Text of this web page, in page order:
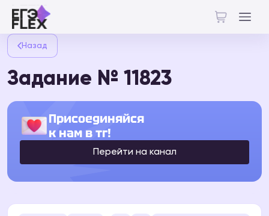
Назад
Задание № 11823
Присоединяйся
к нам в тг!
Перейти на канал